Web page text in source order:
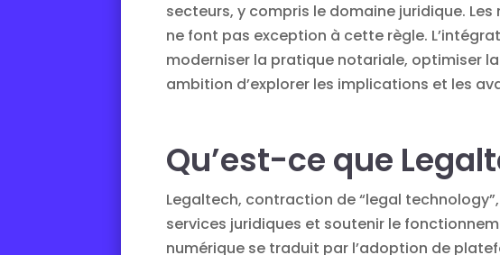
secteurs, y compris le domaine juridique.
ne font pas exception à cette règle.
moderniser la pratique notariale, optimiser
ambition d’explorer les implications et les
Qu’est-ce que
Legaltech, contraction de “legal
services juridiques et soutenir le
numérique se traduit par l’adoption de